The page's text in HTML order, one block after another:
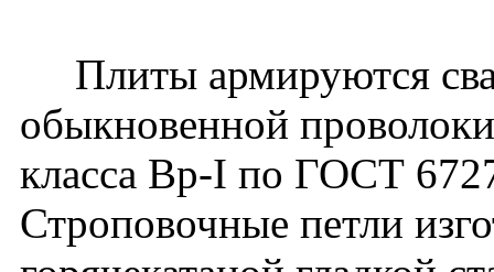
Плиты армируются
обыкновенной
класса Вр-I по ГОСТ
Строповочные петли